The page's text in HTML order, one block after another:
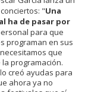
"Una
ha de pasar por
para que
programan en sus
que
programación.
creó ayudas para
ahora ya no